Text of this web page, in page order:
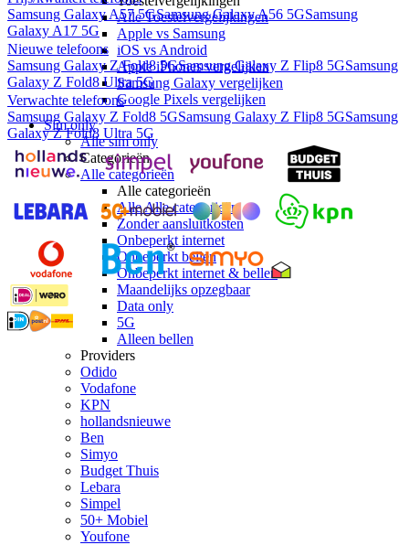
Alle Toestelvergelijkingen
Apple vs Samsung
iOS vs Android
Apple iPhones vergelijken
Samsung Galaxy vergelijken
Google Pixels vergelijken
Sim only
Alle sim only
Categorieën
Alle categorieën
Alle categorieën
Alle Alle categorieën
Zonder aansluitkosten
Onbeperkt internet
Onbeperkt bellen
Onbeperkt internet & bellen
Maandelijks opzegbaar
Data only
5G
Alleen bellen
Providers
Odido
Vodafone
KPN
hollandsnieuwe
Ben
Simyo
Budget Thuis
Lebara
Simpel
50+ Mobiel
Youfone
Samsung Galaxy A57 5GSamsung Galaxy A56 5GSamsung
Galaxy A17 5G
Nieuwe telefoons
Samsung Galaxy Z Fold8 5GSamsung Galaxy Z Flip8 5GSamsung
Galaxy Z Fold8 Ultra 5G
Verwachte telefoons
Samsung Galaxy Z Fold8 5GSamsung Galaxy Z Flip8 5GSamsung
Galaxy Z Fold8 Ultra 5G